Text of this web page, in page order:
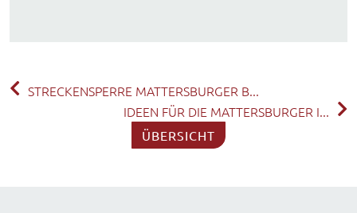
STRECKENSPERRE MATTERSBURGER B...
IDEEN FÜR DIE MATTERSBURGER I...
ÜBERSICHT